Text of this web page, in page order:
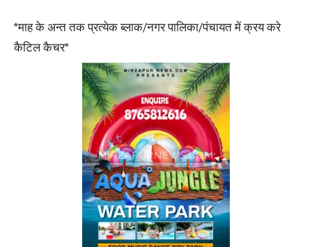
*माह के अन्त तक प्रत्येक ब्लाक/नगर पालिका/पंचायत में क्रय करे
कैटिल कैचर*